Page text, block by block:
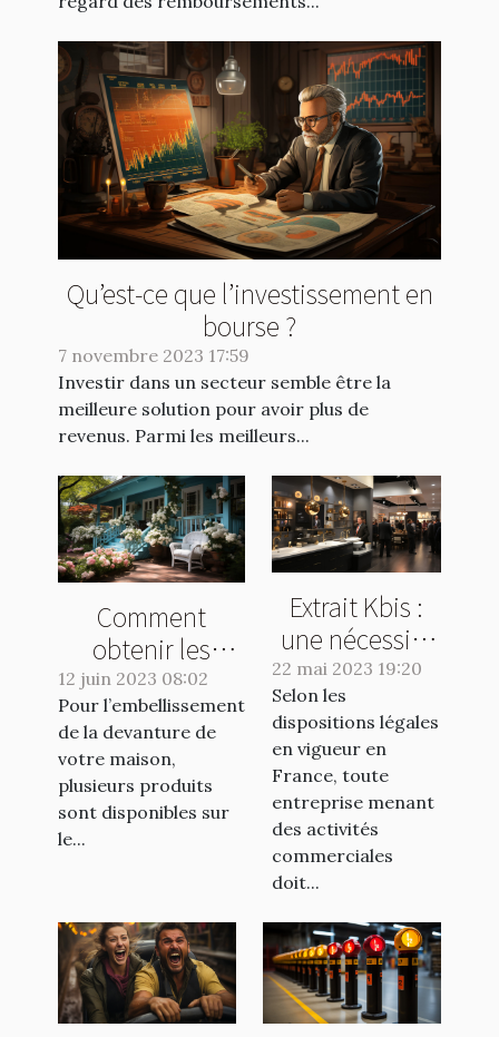
Qu’est-ce que l’investissement en
bourse ?
7 novembre 2023 17:59
Investir dans un secteur semble être la
meilleure solution pour avoir plus de
revenus. Parmi les meilleurs...
Comment
obtenir les
meilleurs
produits pour
l'embellissement
de votre
extérieur ?
12 juin 2023 08:02
Pour l’embellissement
de la devanture de
votre maison,
plusieurs produits
sont disponibles sur
le...
Extrait Kbis :
une nécessité
pour les
entreprises ou
une formalité
de plus ?
22 mai 2023 19:20
Selon les
dispositions légales
en vigueur en
France, toute
entreprise menant
des activités
commerciales
doit...